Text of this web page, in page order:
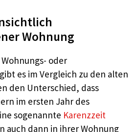
Wohnung
oder
es im Vergleich zu den alten
den Unterschied, dass
im ersten Jahr des
sogenannte Karenzzeit
auch dann in ihrer Wohnung